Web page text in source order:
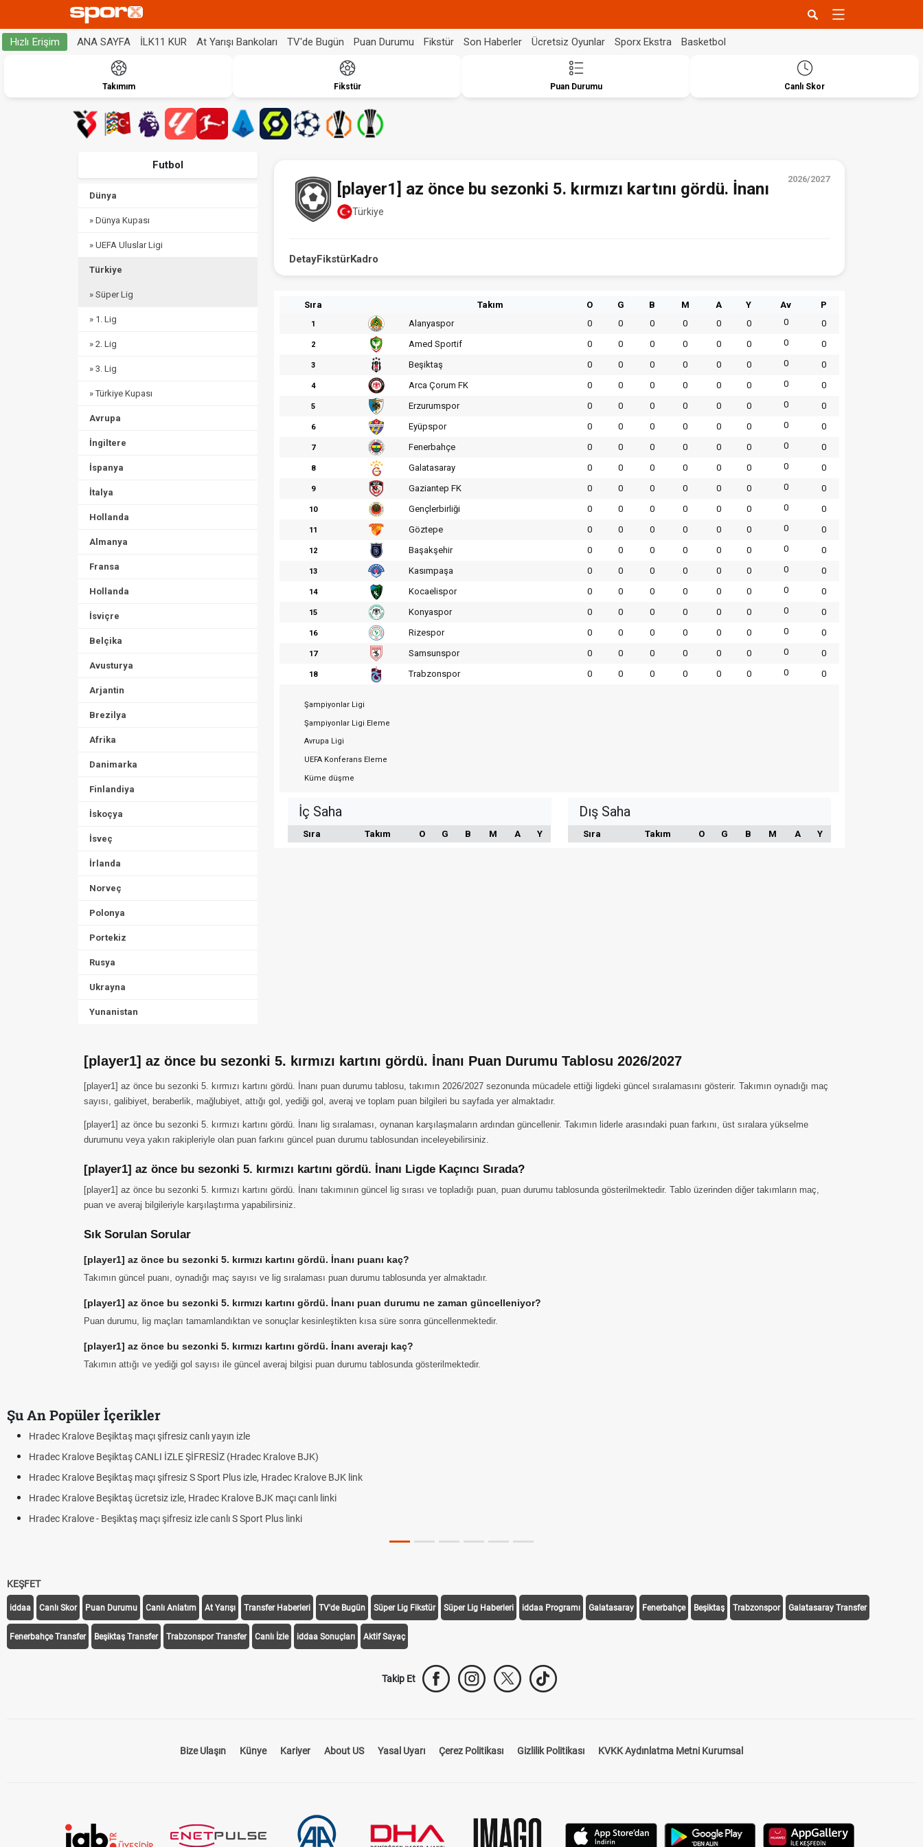
Hızlı Erişim ANA SAYFA İLK11 KUR At Yarışı Bankoları TV'de Bugün Puan Durumu Fikstür Son Haberler Ücretsiz Oyunlar Sporx Ekstra Basketbol
Takımım Fikstür Puan Durumu Canlı Skor
Futbol
Dünya
» Dünya Kupası
» UEFA Uluslar Ligi
Türkiye
» Süper Lig
» 1. Lig
» 2. Lig
» 3. Lig
» Türkiye Kupası
Avrupa
İngiltere
İspanya
İtalya
Hollanda
Almanya
Fransa
Hollanda
İsviçre
Belçika
Avusturya
Arjantin
Brezilya
Afrika
Danimarka
Finlandiya
İskoçya
İsveç
İrlanda
Norveç
Polonya
Portekiz
Rusya
Ukrayna
Yunanistan
2026/2027
[player1] az önce bu sezonki 5. kırmızı kartını gördü. İnanı
Türkiye
DetayFikstürKadro
Sıra Takım O G B M A Y Av P
1 Alanyaspor 0 0 0 0 0 0 0 0
2 Amed Sportif 0 0 0 0 0 0 0 0
3 Beşiktaş 0 0 0 0 0 0 0 0
4 Arca Çorum FK 0 0 0 0 0 0 0 0
5 Erzurumspor 0 0 0 0 0 0 0 0
6 Eyüpspor 0 0 0 0 0 0 0 0
7 Fenerbahçe 0 0 0 0 0 0 0 0
8 Galatasaray 0 0 0 0 0 0 0 0
9 Gaziantep FK 0 0 0 0 0 0 0 0
10 Gençlerbirliği 0 0 0 0 0 0 0 0
11 Göztepe 0 0 0 0 0 0 0 0
12 Başakşehir 0 0 0 0 0 0 0 0
13 Kasımpaşa 0 0 0 0 0 0 0 0
14 Kocaelispor 0 0 0 0 0 0 0 0
15 Konyaspor 0 0 0 0 0 0 0 0
16 Rizespor 0 0 0 0 0 0 0 0
17 Samsunspor 0 0 0 0 0 0 0 0
18 Trabzonspor 0 0 0 0 0 0 0 0
Şampiyonlar Ligi
Şampiyonlar Ligi Eleme
Avrupa Ligi
UEFA Konferans Eleme
Küme düşme
İç Saha
Sıra Takım O G B M A Y
Dış Saha
Sıra Takım O G B M A Y
[player1] az önce bu sezonki 5. kırmızı kartını gördü. İnanı Puan Durumu Tablosu 2026/2027
[player1] az önce bu sezonki 5. kırmızı kartını gördü. İnanı puan durumu tablosu, takımın 2026/2027 sezonunda mücadele ettiği ligdeki güncel sıralamasını gösterir. Takımın oynadığı maç
sayısı, galibiyet, beraberlik, mağlubiyet, attığı gol, yediği gol, averaj ve toplam puan bilgileri bu sayfada yer almaktadır.
[player1] az önce bu sezonki 5. kırmızı kartını gördü. İnanı lig sıralaması, oynanan karşılaşmaların ardından güncellenir. Takımın liderle arasındaki puan farkını, üst sıralara yükselme
durumunu veya yakın rakipleriyle olan puan farkını güncel puan durumu tablosundan inceleyebilirsiniz.
[player1] az önce bu sezonki 5. kırmızı kartını gördü. İnanı Ligde Kaçıncı Sırada?
[player1] az önce bu sezonki 5. kırmızı kartını gördü. İnanı takımının güncel lig sırası ve topladığı puan, puan durumu tablosunda gösterilmektedir. Tablo üzerinden diğer takımların maç,
puan ve averaj bilgileriyle karşılaştırma yapabilirsiniz.
Sık Sorulan Sorular
[player1] az önce bu sezonki 5. kırmızı kartını gördü. İnanı puanı kaç?
Takımın güncel puanı, oynadığı maç sayısı ve lig sıralaması puan durumu tablosunda yer almaktadır.
[player1] az önce bu sezonki 5. kırmızı kartını gördü. İnanı puan durumu ne zaman güncelleniyor?
Puan durumu, lig maçları tamamlandıktan ve sonuçlar kesinleştikten kısa süre sonra güncellenmektedir.
[player1] az önce bu sezonki 5. kırmızı kartını gördü. İnanı averajı kaç?
Takımın attığı ve yediği gol sayısı ile güncel averaj bilgisi puan durumu tablosunda gösterilmektedir.
Şu An Popüler İçerikler
Hradec Kralove Beşiktaş maçı şifresiz canlı yayın izle
Hradec Kralove Beşiktaş CANLI İZLE ŞİFRESİZ (Hradec Kralove BJK)
Hradec Kralove Beşiktaş maçı şifresiz S Sport Plus izle, Hradec Kralove BJK link
Hradec Kralove Beşiktaş ücretsiz izle, Hradec Kralove BJK maçı canlı linki
Hradec Kralove - Beşiktaş maçı şifresiz izle canlı S Sport Plus linki
KEŞFET
iddaa Canlı Skor Puan Durumu Canlı Anlatım At Yarışı Transfer Haberleri TV'de Bugün Süper Lig Fikstür Süper Lig Haberleri iddaa Programı Galatasaray Fenerbahçe Beşiktaş Trabzonspor Galatasaray Transfer
Fenerbahçe Transfer Beşiktaş Transfer Trabzonspor Transfer Canlı İzle iddaa Sonuçları Aktif Sayaç
Takip Et
Bize Ulaşın Künye Kariyer About US Yasal Uyarı Çerez Politikası Gizlilik Politikası KVKK Aydınlatma Metni Kurumsal